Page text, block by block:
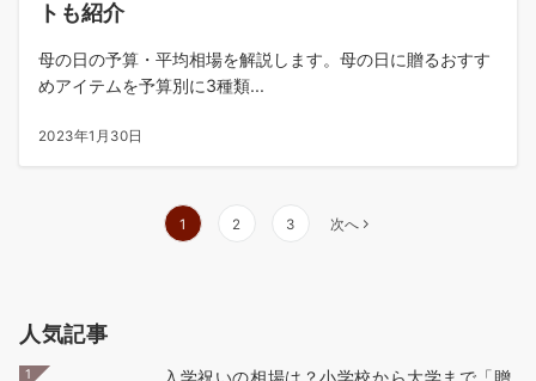
トも紹介
母の日の予算・平均相場を解説します。母の日に贈るおすす
めアイテムを予算別に3種類...
2023年1月30日
ー
ジ
1 2 3 次へ
人気記事
1
入学祝いの相場は？小学校から大学まで「贈